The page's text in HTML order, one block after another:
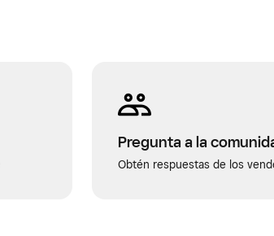
Pregunta a la
Obtén respuestas de los